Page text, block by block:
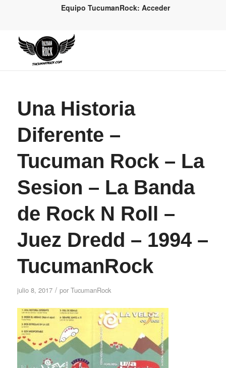
Equipo TucumanRock: Acceder
Una Historia
Diferente –
Tucuman Rock – La
Sesion – La Banda
de Rock N Roll –
Juez Dredd – 1994 –
TucumanRock
julio 8, 2017 / por TucumanRock